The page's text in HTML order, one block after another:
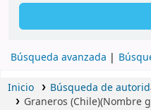
Búsqueda avanzada
Inicio
Búsqueda de
Graneros (Chile)(Nombre